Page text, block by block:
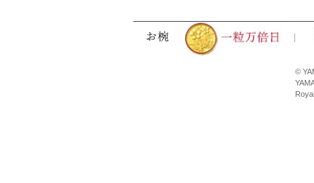
©